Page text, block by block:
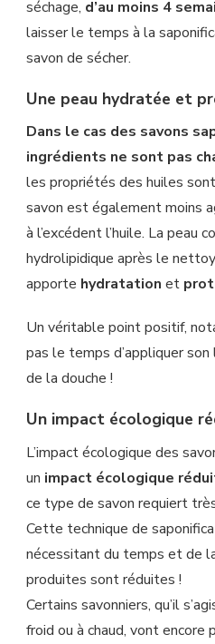
séchage, d’au moins 4
laisser le temps à la
savon de sécher.
Une peau hydratée et
Dans le cas des savons
ingrédients ne sont pas
les propriétés des huiles
savon est également moins
à l’excédent l’huile. La peau
hydrolipidique après le
apporte hydratation et
Un véritable point positif,
pas le temps d’appliquer
de la douche !
Un impact écologique
L’impact écologique des
un impact écologique
ce type de savon requiert
Cette technique de
nécessitant du temps et de
produites sont réduites !
Certains savonniers, qu’il
froid ou à chaud, vont encore